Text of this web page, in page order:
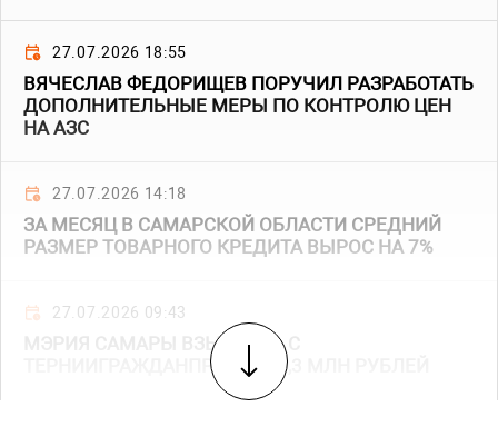
27.07.2026 18:55
ВЯЧЕСЛАВ ФЕДОРИЩЕВ ПОРУЧИЛ РАЗРАБОТАТЬ
ДОПОЛНИТЕЛЬНЫЕ МЕРЫ ПО КОНТРОЛЮ ЦЕН
НА АЗС
27.07.2026 14:18
ЗА МЕСЯЦ В САМАРСКОЙ ОБЛАСТИ СРЕДНИЙ
РАЗМЕР ТОВАРНОГО КРЕДИТА ВЫРОС НА 7%
27.07.2026 09:43
МЭРИЯ САМАРЫ ВЗЫСКАЛА С
ТЕРНИИГРАЖДАНПРОЕКТ 85,3 МЛН РУБЛЕЙ